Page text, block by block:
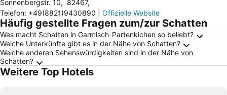
Sonnenbergstr. 10, 82467,
Telefon: +49(8821)9430890 Offizielle Website
Häufig gestellte Fragen zum/zur Schatten
Was macht Schatten in Garmisch-Partenkichen so beliebt?
Welche Unterkünfte gibt es in der Nähe von Schatten?
Welche anderen Sehenswürdigkeiten sind in der Nähe von
Schatten?
Weitere Top Hotels